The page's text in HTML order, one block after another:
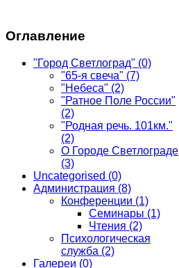
Оглавление
"Город Светлоград" (0)
"65-я свеча" (7)
"Небеса" (2)
"Ратное Поле России"
(2)
"Родная речь. 101км."
(2)
О Городе Светлограде
(3)
Uncategorised (0)
Администрация (8)
Конференции (1)
Семинары (1)
Чтения (2)
Психологическая
служба (2)
Галереи (0)